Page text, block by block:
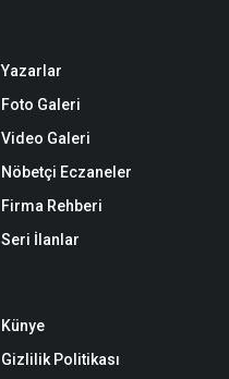
Yazarlar
Foto Galeri
Video Galeri
Nöbetçi Eczaneler
Firma Rehberi
Seri İlanlar
Künye
Gizlilik Politikası